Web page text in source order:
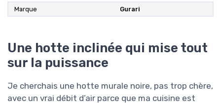
Marque Gurari
Une hotte inclinée qui mise tout
sur la puissance
Je cherchais une hotte murale noire, pas trop chère,
avec un vrai débit d’air parce que ma cuisine est